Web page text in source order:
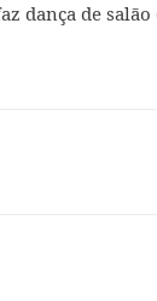
dança de salão